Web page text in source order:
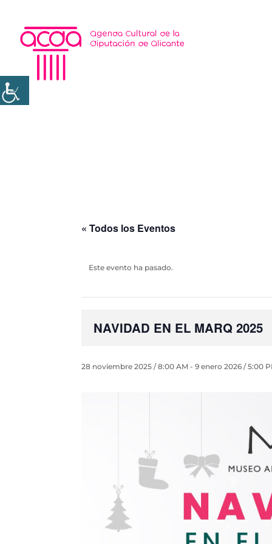
« Todos los Eventos
Este evento ha pasado.
NAVIDAD EN EL MARQ 2025
28 noviembre 2025 / 8:00 AM -9 enero 2026 / 5:00